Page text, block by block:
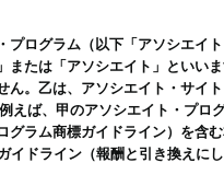
プログラム（以下「アソシエイ
または「アソシエイト」とい
ん。乙は、アソシエイト・サイ
えば、甲のアソシエイト・プ
グラム商標ガイドライン）を
ドライン（報酬と引き換えに